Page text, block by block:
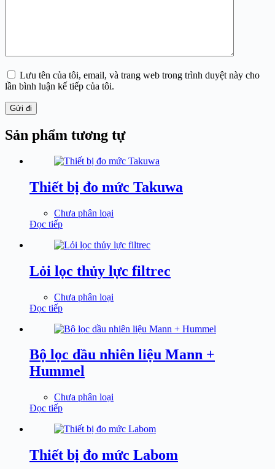
Lưu tên của tôi, email, và trang web trong trình duyệt này cho
lần bình luận kế tiếp của tôi.
Gửi đi
Sản phẩm tương tự
Thiết bị đo mức Takuwa
Chưa phân loại
Đọc tiếp
Lỏi lọc thủy lực filtrec
Chưa phân loại
Đọc tiếp
Bộ lọc dầu nhiên liệu Mann +
Hummel
Chưa phân loại
Đọc tiếp
Thiết bị đo mức Labom